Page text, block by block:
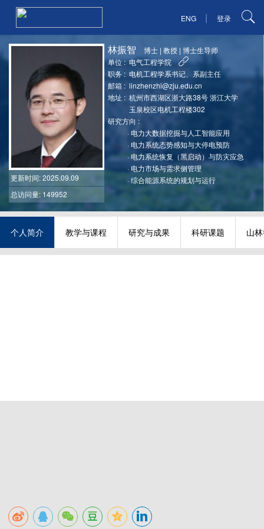
ENG | 登录
更新时间: 2025.09.09
总访问量: 149952
林振智 博士 |教授 |博士生导师
单位 : 电气工程学院
职务 : 电机工程学系书记、系副主任
邮箱 : linzhenzhi@zju.edu.cn
地址 : 杭州市西湖区浙大路38号 浙江大学
玉泉校区电机工程楼302
研究方向 :
·电力大数据挖掘与人工智能应用
·电力系统态势感知与大停电预防
·电力系统恢复（黑启动）与防灾应急
·电力市场与需求侧管理
·综合能源系统的规划与运行
个人简介 教学与课程 研究与成果 科研课题 山